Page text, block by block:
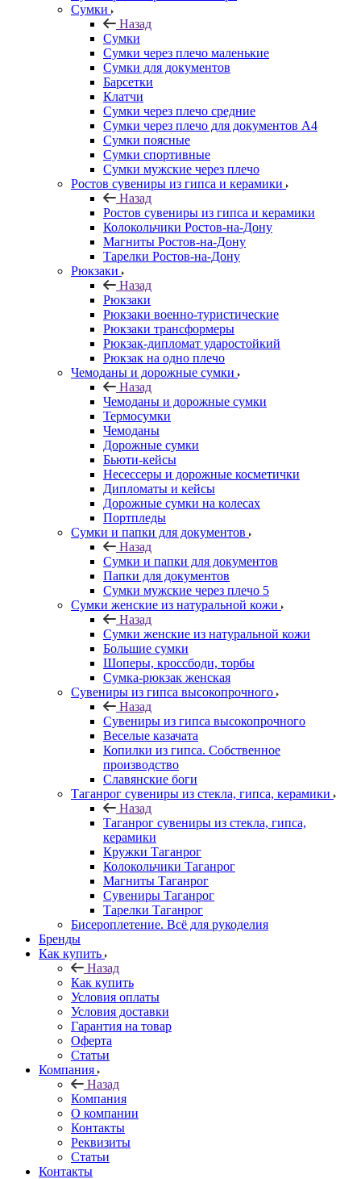
Сумки
Назад
Сумки
Сумки через плечо маленькие
Сумки для документов
Барсетки
Клатчи
Сумки через плечо средние
Сумки через плечо для документов А4
Сумки поясные
Сумки спортивные
Сумки мужские через плечо
Ростов сувениры из гипса и керамики
Назад
Ростов сувениры из гипса и керамики
Колокольчики Ростов-на-Дону
Магниты Ростов-на-Дону
Тарелки Ростов-на-Дону
Рюкзаки
Назад
Рюкзаки
Рюкзаки военно-туристические
Рюкзаки трансформеры
Рюкзак-дипломат ударостойкий
Рюкзак на одно плечо
Чемоданы и дорожные сумки
Назад
Чемоданы и дорожные сумки
Термосумки
Чемоданы
Дорожные сумки
Бьюти-кейсы
Несессеры и дорожные косметички
Дипломаты и кейсы
Дорожные сумки на колесах
Портпледы
Сумки и папки для документов
Назад
Сумки и папки для документов
Папки для документов
Сумки мужские через плечо 5
Сумки женские из натуральной кожи
Назад
Сумки женские из натуральной кожи
Большие сумки
Шоперы, кроссбоди, торбы
Сумка-рюкзак женская
Сувениры из гипса высокопрочного
Назад
Сувениры из гипса высокопрочного
Веселые казачата
Копилки из гипса. Собственное
производство
Славянские боги
Таганрог сувениры из стекла, гипса, керамики
Назад
Таганрог сувениры из стекла, гипса,
керамики
Кружки Таганрог
Колокольчики Таганрог
Магниты Таганрог
Сувениры Таганрог
Тарелки Таганрог
Бисероплетение. Всё для рукоделия
Бренды
Как купить
Назад
Как купить
Условия оплаты
Условия доставки
Гарантия на товар
Оферта
Статьи
Компания
Назад
Компания
О компании
Контакты
Реквизиты
Статьи
Контакты